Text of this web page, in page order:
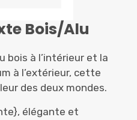
Bois/Alu
bois à l’intérieur et la
à l’extérieur, cette
des deux mondes.
élégante et